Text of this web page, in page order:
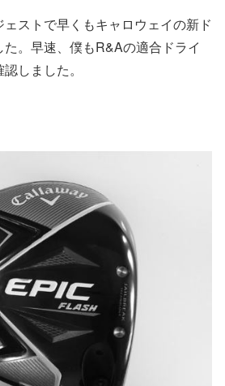
ストで早くもキャロウェイの新ド
。早速、僕もR&Aの適合ドライ
しました。